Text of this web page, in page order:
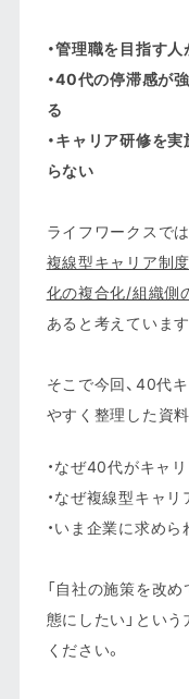
・管理職を目指す
・40代の停滞感が
る
・キャリア研修を
らない
ライフワークスでは
複線型キャリア制
化の複合化/組織側
あると考えています
そこで今回、40代
やすく整理した資
・なぜ40代がキャ
・なぜ複線型キャ
・いま企業に求め
「自社の施策を改
態にしたい」とい
ください。